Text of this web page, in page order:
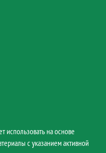
использовать на основе
с указанием активной